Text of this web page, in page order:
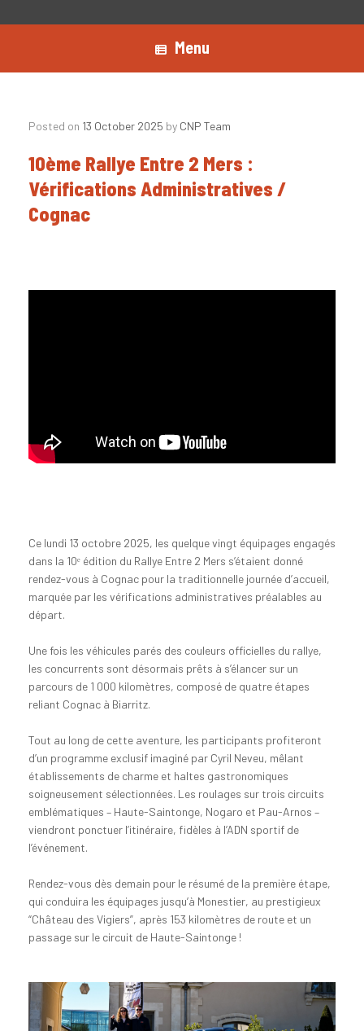
Menu
Posted on 13 October 2025 by CNP Team
10ème Rallye Entre 2 Mers :
Vérifications Administratives /
Cognac
Ce lundi 13 octobre 2025, les quelque vingt équipages engagés
dans la 10ᵉ édition du Rallye Entre 2 Mers s’étaient donné
rendez-vous à Cognac pour la traditionnelle journée d’accueil,
marquée par les vérifications administratives préalables au
départ.
Une fois les véhicules parés des couleurs officielles du rallye,
les concurrents sont désormais prêts à s’élancer sur un
parcours de 1 000 kilomètres, composé de quatre étapes
reliant Cognac à Biarritz.
Tout au long de cette aventure, les participants profiteront
d’un programme exclusif imaginé par Cyril Neveu, mêlant
établissements de charme et haltes gastronomiques
soigneusement sélectionnées. Les roulages sur trois circuits
emblématiques – Haute-Saintonge, Nogaro et Pau-Arnos –
viendront ponctuer l’itinéraire, fidèles à l’ADN sportif de
l’événement.
Rendez-vous dès demain pour le résumé de la première étape,
qui conduira les équipages jusqu’à Monestier, au prestigieux
“Château des Vigiers”, après 153 kilomètres de route et un
passage sur le circuit de Haute-Saintonge !